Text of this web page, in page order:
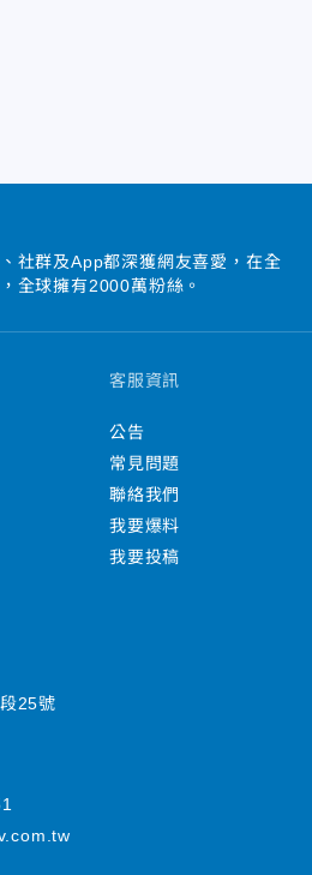
社群及App都深獲網友喜愛，在全
全球擁有2000萬粉絲。
客服資訊
公告
常見問題
聯絡我們
我要爆料
我要投稿
25號